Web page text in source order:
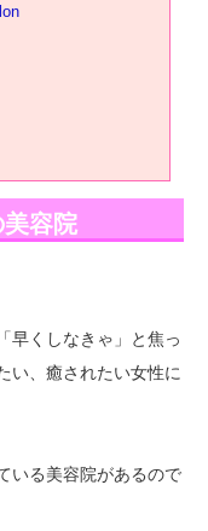
容院
早くしなきゃ」と焦っ
い、癒されたい女性に
いる美容院があるので